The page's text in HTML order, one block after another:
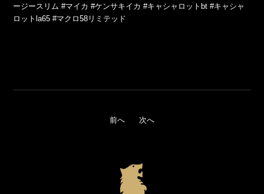
ージースリム #マイカ #ケンサキイカ #キャシャロットbt #キャシャ
ロットla65 #マクロ58リミテッド
前へ 次へ